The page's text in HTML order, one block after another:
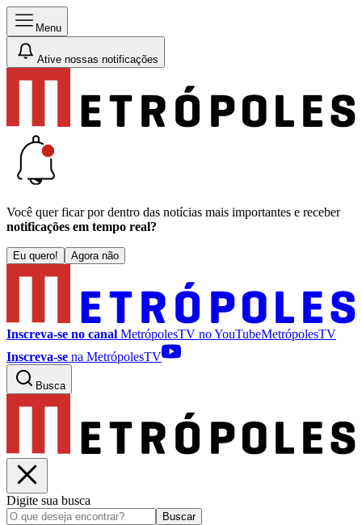
Menu
Ative nossas notificações
Você quer ficar por dentro das notícias mais importantes e receber
notificações em tempo real?
Eu quero! Agora não
Inscreva-se no canal MetrópolesTV noYouTubeMetrópolesTV
Inscreva-se na MetrópolesTV
Busca
Digite sua busca
Buscar